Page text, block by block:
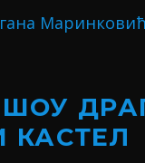
ШОУ
КАСТЕЛ